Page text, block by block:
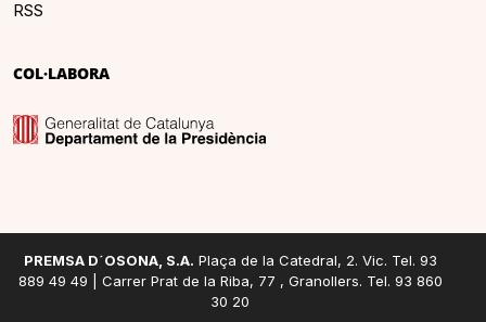
RSS
COL·LABORA
PREMSA D´OSONA, S.A. Plaça de la Catedral, 2. Vic. Tel. 93
889 49 49 | Carrer Prat de la Riba, 77 , Granollers. Tel. 93 860
30 20